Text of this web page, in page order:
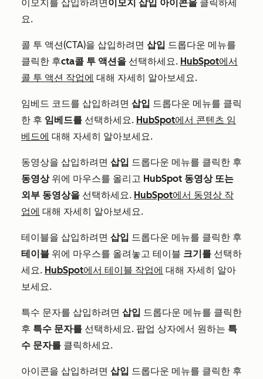
이모지를 삽입하려면이모지 삽입 아이콘을 클릭하세
요.
콜 투 액션(CTA)을 삽입하려면 삽입 드롭다운 메뉴를
클릭한 후cta콜 투 액션을 선택하세요. HubSpot에서
콜 투 액션 작업에 대해 자세히 알아보세요.
임베드 코드를 삽입하려면 삽입 드롭다운 메뉴를 클릭
한 후 임베드를 선택하세요. HubSpot에서 콘텐츠 임
베드에 대해 자세히 알아보세요.
동영상을 삽입하려면 삽입 드롭다운 메뉴를 클릭한 후
동영상위에 마우스를 올리고 HubSpot 동영상 또는
외부 동영상을 선택하세요. HubSpot에서 동영상 작
업에 대해 자세히 알아보세요.
테이블을 삽입하려면 삽입 드롭다운 메뉴를 클릭한 후
테이블 위에 마우스를 올려놓고 테이블 크기를 선택하
세요. HubSpot에서 테이블 작업에 대해 자세히 알아
보세요.
특수 문자를 삽입하려면 삽입 드롭다운 메뉴를 클릭한
후 특수 문자를 선택하세요. 팝업 상자에서 원하는 특
수 문자를 클릭하세요.
아이콘을 삽입하려면 삽입 드롭다운 메뉴를 클릭한 후